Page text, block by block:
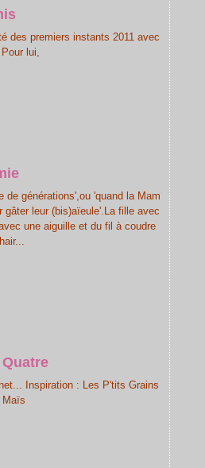
des premiers instants 2011 avec
lui,
générations',ou 'quand la Mam
leur (bis)aïeule'.La fille avec
une aiguille et du fil à coudre
Inspiration : Les P'tits Grains
Maïs